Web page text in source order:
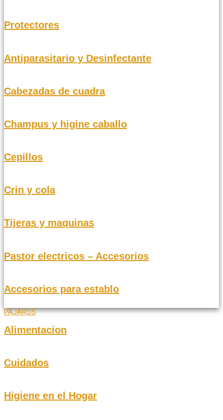
Protectores
Antiparasitario y Desinfectante
Cabezadas de cuadra
Champus y higine caballo
Cepillos
Crin y cola
Tijeras y maquinas
Pastor electricos – Accesorios
Accesorios para establo
PAJAROS
Alimentacion
Cuidados
Higiene en el Hogar